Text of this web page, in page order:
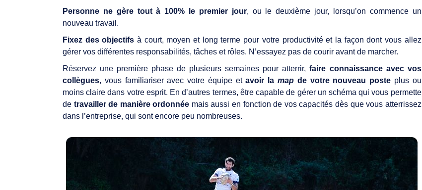
Personne ne gère tout à 100% le premier jour, ou le deuxième jour, lorsqu’on commence un
nouveau travail.
Fixez des objectifs à court, moyen et long terme pour votre productivité et la façon dont vous allez
gérer vos différentes responsabilités, tâches et rôles. N’essayez pas de courir avant de marcher.
Réservez une première phase de plusieurs semaines pour atterrir, faire connaissance avec vos
collègues, vous familiariser avec votre équipe etavoir lamap de votre nouveau poste plus ou
moins claire dans votre esprit. En d’autres termes, être capable de gérer un schéma qui vous permette
de travailler de manière ordonnée mais aussi en fonction de vos capacités dès que vous atterrissez
dans l’entreprise, qui sont encore peu nombreuses.